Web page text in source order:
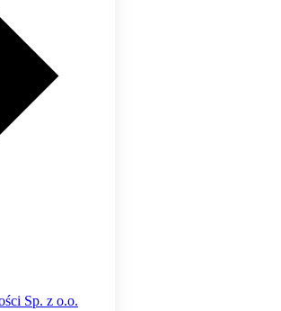
Sp. z o.o.